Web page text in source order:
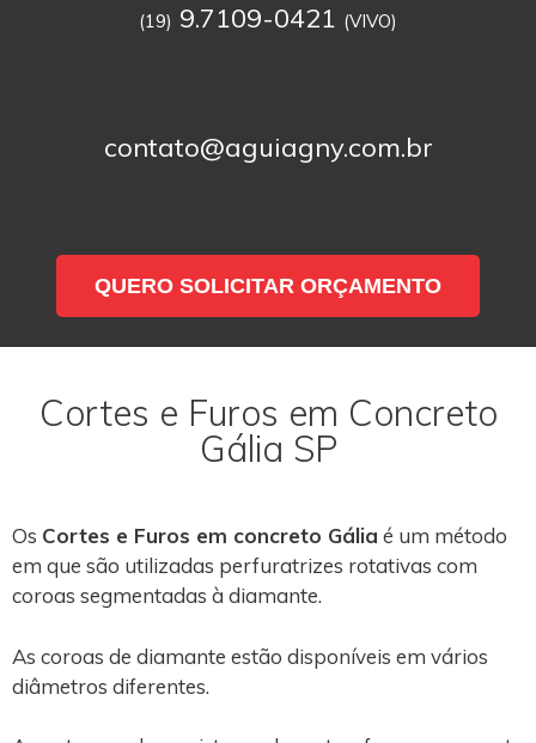
(19) 9.7109-0421 (VIVO)
contato@aguiagny.com.br
QUERO SOLICITAR ORÇAMENTO
Cortes e Furos em Concreto
Gália SP
Os Cortes e Furos em concreto Gália é um método
em que são utilizadas perfuratrizes rotativas com
coroas segmentadas à diamante.
As coroas de diamante estão disponíveis em vários
diâmetros diferentes.